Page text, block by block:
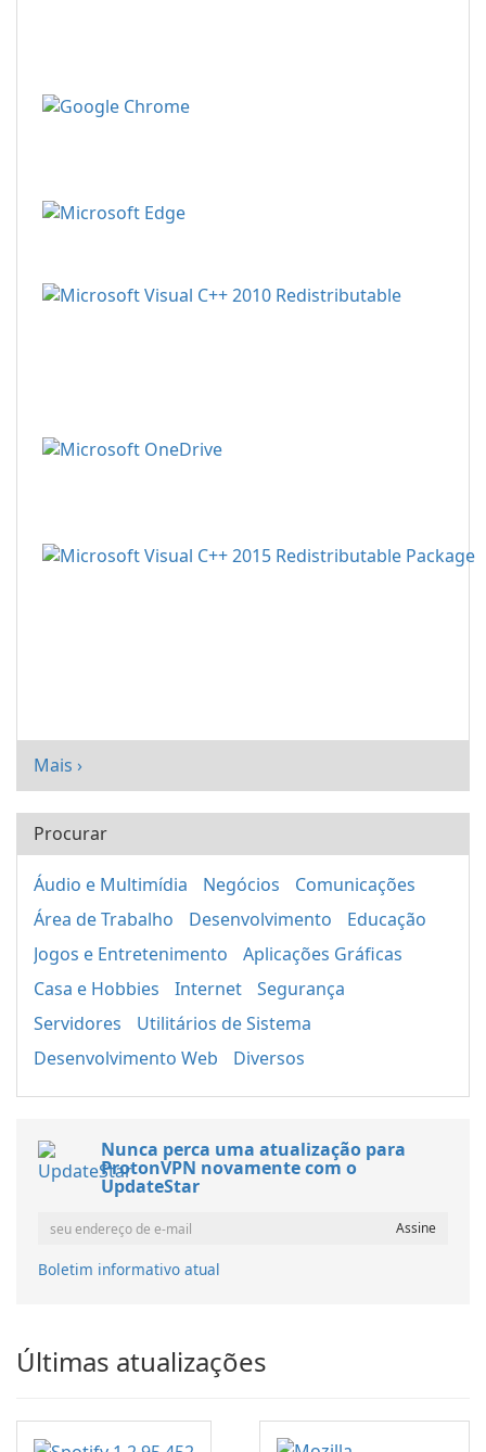
Mais ›
Procurar
Áudio e Multimídia Negócios
Comunicações
Área de Trabalho
Desenvolvimento
Educação
Jogos e Entretenimento
Aplicações Gráficas
Casa e Hobbies
Internet
Segurança
Servidores
Utilitários de Sistema
Desenvolvimento Web
Diversos
Nunca perca uma atualização para
ProtonVPN novamente com o
UpdateStar
Boletim informativo atual
Últimas atualizações